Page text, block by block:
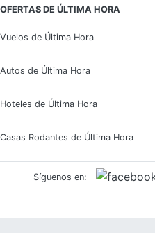
OFERTAS DE ÚLTIMA HORA
Vuelos de Última Hora
Autos de Última Hora
Hoteles de Última Hora
Casas Rodantes de Última Hora
Síguenos en: